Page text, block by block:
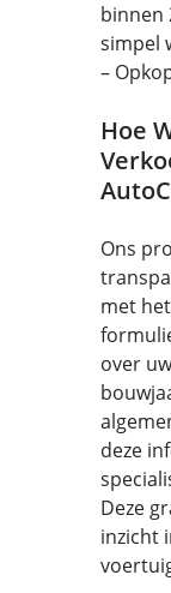
binnen
simpel
–
Hoe
Ons
met
over
deze
Deze
inzicht